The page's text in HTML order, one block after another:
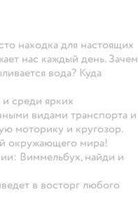
находка для настоящих
нас каждый день. Зачем
вода? Куда
среди ярких
видами транспорта и
моторику и кругозор.
окружающего мира!
Виммельбух, найди и
в восторг любого